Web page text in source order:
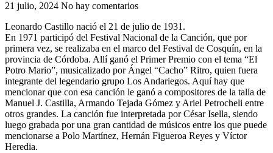
21 julio, 2024 No hay comentarios
Leonardo Castillo nació el 21 de julio de 1931.
En 1971 participó del Festival Nacional de la Canción, que por
primera vez, se realizaba en el marco del Festival de Cosquín, en la
provincia de Córdoba. Allí ganó el Primer Premio con el tema “El
Potro Mario”, musicalizado por Ángel “Cacho” Ritro, quien fuera
integrante del legendario grupo Los Andariegos. Aquí hay que
mencionar que con esa canción le ganó a compositores de la talla de
Manuel J. Castilla, Armando Tejada Gómez y Ariel Petrocheli entre
otros grandes. La canción fue interpretada por César Isella, siendo
luego grabada por una gran cantidad de músicos entre los que puede
mencionarse a Polo Martínez, Hernán Figueroa Reyes y Víctor
Heredia.